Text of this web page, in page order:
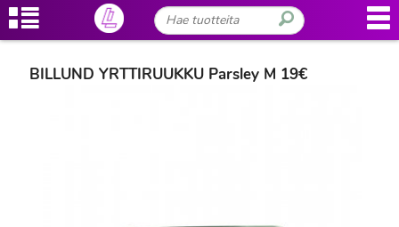
BILLUND YRTTIRUUKKU Parsley M 19€